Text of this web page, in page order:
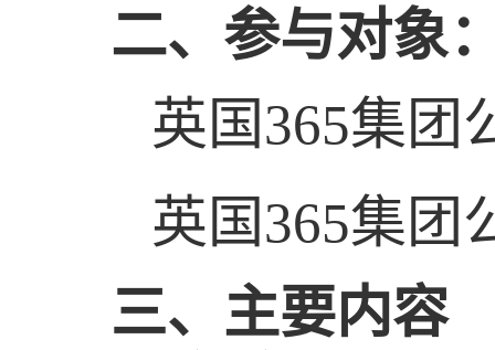
二、参与对象
英国365集团
英国365集团
三、 主要内容